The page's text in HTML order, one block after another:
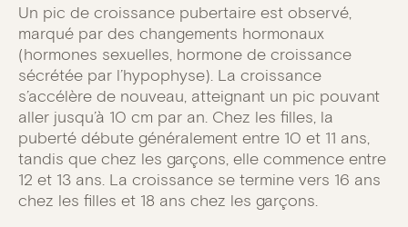
Un pic de croissance pubertaire est observé,
marqué par des changements hormonaux
(hormones sexuelles, hormone de croissance
sécrétée par l’hypophyse). La croissance
s’accélère de nouveau, atteignant un pic pouvant
aller jusqu’à 10 cm par an. Chez les filles, la
puberté débute généralement entre 10 et 11 ans,
tandis que chez les garçons, elle commence entre
12 et 13 ans. La croissance se termine vers 16 ans
chez les filles et 18 ans chez les garçons.